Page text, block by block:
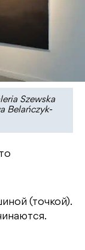
Szewska
Belańczyk-
(точкой).